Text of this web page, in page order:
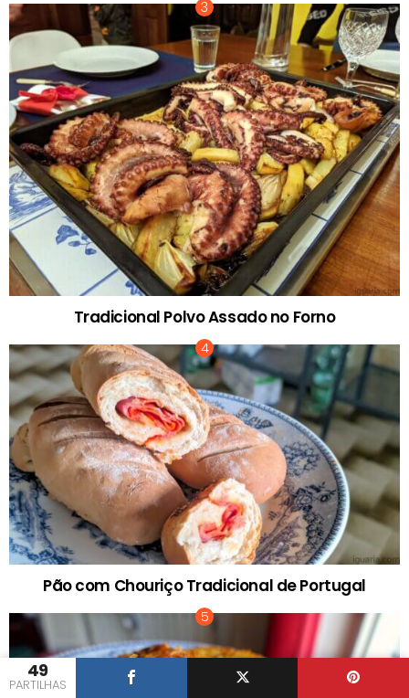
49
PARTILHAS
Tradicional Polvo Assado no Forno
Pão com Chouriço Tradicional de Portugal